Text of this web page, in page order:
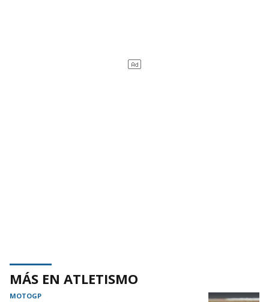
MÁS EN ATLETISMO
MOTOGP